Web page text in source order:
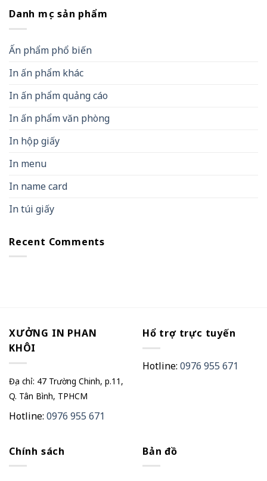
Danh mục sản phẩm
Ấn phẩm phổ biến
In ấn phẩm khác
In ấn phẩm quảng cáo
In ấn phẩm văn phòng
In hộp giấy
In menu
In name card
In túi giấy
Recent Comments
XƯỞNG IN PHAN
KHÔI
Địa chỉ: 47 Trường Chinh, p.11,
Q. Tân Bình, TPHCM
Hotline: 0976 955 671
Hổ trợ trực tuyến
Hotline: 0976 955 671
Chính sách Bản đồ